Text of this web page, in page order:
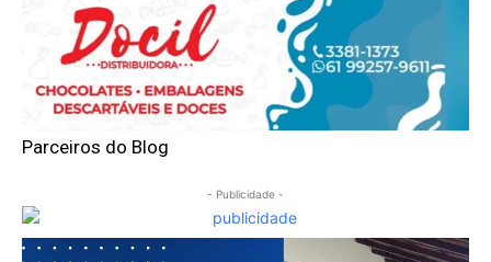
Nullam eu erat condimentum
Donec quis est ac felis
Orci varius natoque dolor
Parceiros do Blog
- Publicidade -